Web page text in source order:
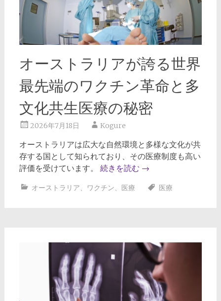
オーストラリアが誇る世界
最先端のワクチン革命と多
文化共生医療の秘密
2026年7月18日 Kogure
オーストラリアは広大な自然環境と多様な文化が共
存する国として知られており、その医療制度も高い
評価を受けています。 続きを読む →
オーストラリア、 ワクチン、 医療 医療